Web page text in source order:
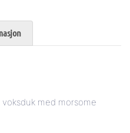
med morsome